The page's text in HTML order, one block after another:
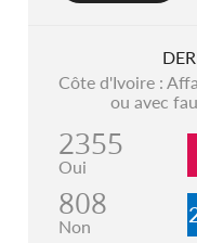
Côte d'Ivoire :
ou avec
2355
Oui
808
Non